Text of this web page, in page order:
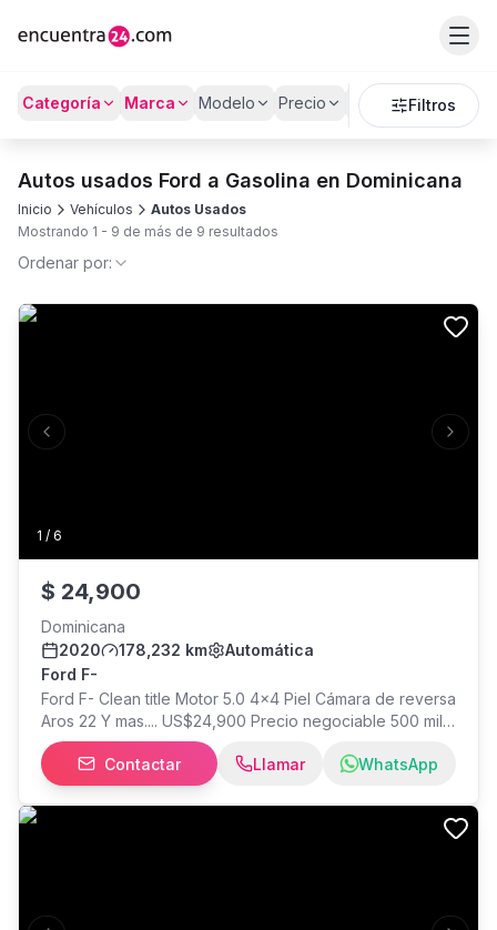
Categoría Marca Modelo Precio KilómetrosFiltros
Autos usados Ford a Gasolina en Dominicana
Inicio Vehículos
Autos Usados
Mostrando 1 - 9 de más de 9 resultados
Ordenar por:
1 / 6
Previous slide Next
$ 24,900
Dominicana
2020
178,232 km
Automática
Ford F-
Ford F- Clean title Motor 5.0 4x4 Piel Cámara de reversa
Aros 22 Y mas.... US$24,900 Precio negociable 500 mil
pesos de inicial Recibimos tu vehículo
Contactar
Llamar WhatsApp